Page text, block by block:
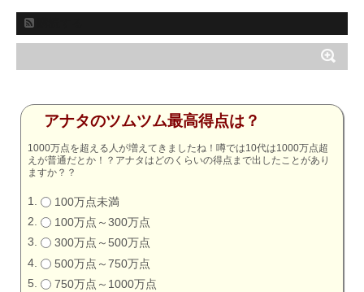
アナタのツムツム最高得点は？
1000万点を超える人が増えてきましたね！噂では10代は1000万点超
えが普通だとか！？アナタはどのくらいの得点まで出したことがあり
ますか？？
100万点未満
100万点～300万点
300万点～500万点
500万点～750万点
750万点～1000万点